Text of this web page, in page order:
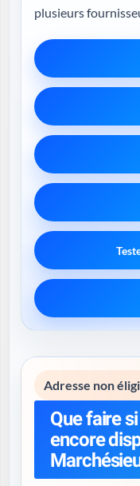
plusieurs
Adresse non
Que faire
encore